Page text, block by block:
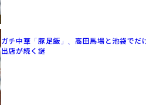
ガチ中華「豚足飯」、高田馬場と池袋でだ
出店が続く謎